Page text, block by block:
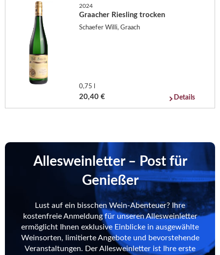
2024
Graacher Riesling trocken
Schaefer Willi, Graach
0,75 l
20,40 € Details
Allesweinletter – Post für
Genießer
Lust auf ein bisschen Wein-Abenteuer? Ihre
kostenfreie Anmeldung für unseren Allesweinletter
ermöglicht Ihnen exklusive Einblicke in ausgewählte
Weinsorten, limitierte Angebote und bevorstehende
Veranstaltungen. Der Allesweinletter ist Ihre erste